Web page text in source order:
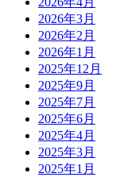
2026年3月
2026年2月
2026年1月
2025年12月
2025年9月
2025年7月
2025年6月
2025年4月
2025年3月
2025年1月